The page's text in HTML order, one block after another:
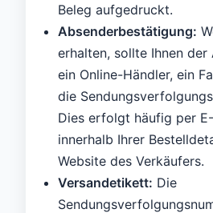
Beleg aufgedruckt.
Absenderbestätigung:
erhalten, sollte Ihnen der
ein Online-Händler, ein
die
Dies erfolgt häufig per
innerhalb Ihrer
Website des Verkäufers.
Versandetikett: Die